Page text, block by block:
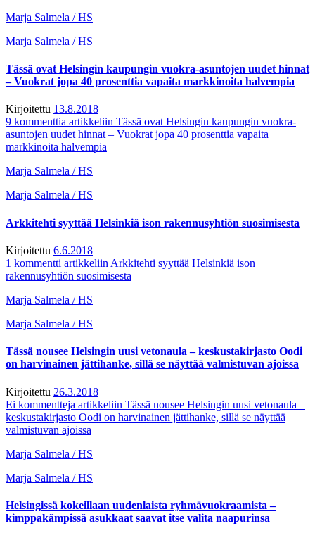
Marja Salmela / HS
Marja Salmela / HS
Tässä ovat Helsingin kaupungin vuokra-asuntojen uudet hinnat
– Vuokrat jopa 40 prosenttia vapaita markkinoita halvempia
Kirjoitettu 13.8.2018
9 kommenttia artikkeliin Tässä ovat Helsingin kaupungin vuokra-
asuntojen uudet hinnat – Vuokrat jopa 40 prosenttia vapaita
markkinoita halvempia
Marja Salmela / HS
Marja Salmela / HS
Arkkitehti syyttää Helsinkiä ison rakennusyhtiön suosimisesta
Kirjoitettu 6.6.2018
1 kommentti artikkeliin Arkkitehti syyttää Helsinkiä ison
rakennusyhtiön suosimisesta
Marja Salmela / HS
Marja Salmela / HS
Tässä nousee Helsingin uusi veto­naula – keskusta­kirjasto Oodi
on harvinainen jätti­hanke, sillä se näyttää valmistuvan ajoissa
Kirjoitettu 26.3.2018
Ei kommentteja artikkeliin Tässä nousee Helsingin uusi veto­naula –
keskusta­kirjasto Oodi on harvinainen jätti­hanke, sillä se näyttää
valmistuvan ajoissa
Marja Salmela / HS
Marja Salmela / HS
Helsingissä kokeillaan uudenlaista ryhmävuokraamista –
kimppakämpissä asukkaat saavat itse valita naapurinsa